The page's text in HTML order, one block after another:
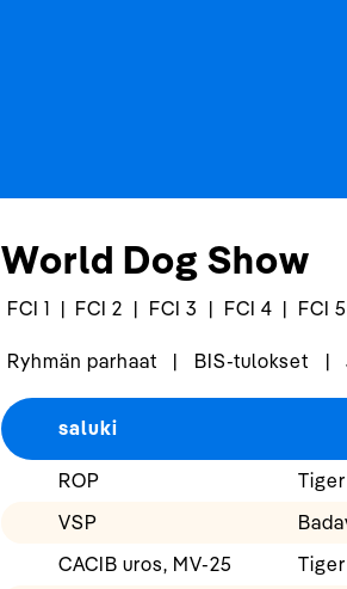
World Dog Show
FCI 1 | FCI 2 | FCI 3 | FCI 4 | FCI 5
Ryhmän parhaat | BIS-tulokset |
saluki
ROP
VSP
CACIB uros, MV-25